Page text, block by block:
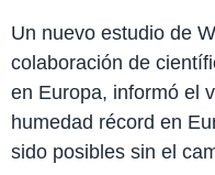
Un nuevo estudio de
colaboración de
en Europa, informó el
humedad récord en
sido posibles sin el